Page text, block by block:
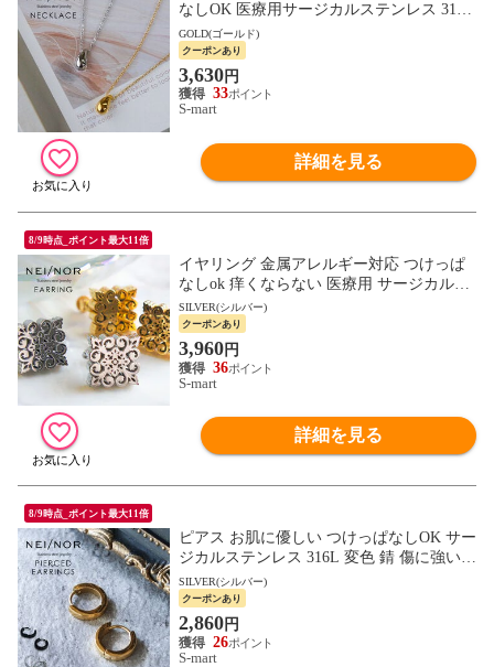
なしOK 医療用サージカルステンレス 316L
痒くならない アクセサリー 首飾り ネイナ
ー NnNE-0013
GOLD(ゴールド)
クーポンあり
3,630円
33
S-mart
詳細を見る
8/9時点_ポイント最大11倍
イヤリング 金属アレルギー対応 つけっぱ
なしok 痒くならない 医療用 サージカルス
テンレス 316L ジェンダーレス ファッショ
ン アクセサリー
SILVER(シルバー)
クーポンあり
3,960円
36
S-mart
詳細を見る
8/9時点_ポイント最大11倍
ピアス お肌に優しい つけっぱなしOK サー
ジカルステンレス 316L 変色 錆 傷に強い
丈夫 低アレルギー素材アクセサリー Nei/no
r ネイナー 0031
SILVER(シルバー)
クーポンあり
2,860円
26
S-mart